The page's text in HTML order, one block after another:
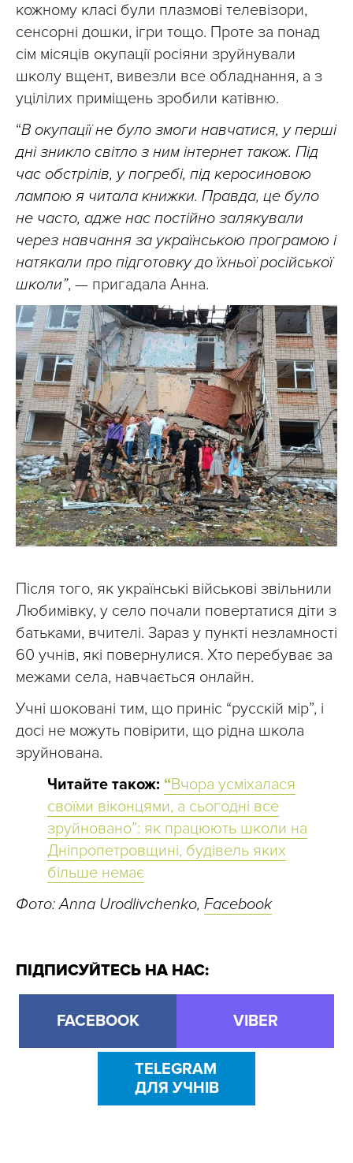
кожному класі були плазмові телевізори,
сенсорні дошки, ігри тощо. Проте за понад
сім місяців окупації росіяни зруйнували
школу вщент, вивезли все обладнання, а з
уцілілих приміщень зробили катівню.
“В окупації не було змоги навчатися, у перші
дні зникло світло з ним інтернет також. Під
час обстрілів, у погребі, під керосиновою
лампою я читала книжки. Правда, це було
не часто, адже нас постійно залякували
через навчання за українською програмою і
натякали про підготовку до їхньої російської
школи”, — пригадала Анна.
Після того, як українські військові звільнили
Любимівку, у село почали повертатися діти з
батьками, вчителі. Зараз у пункті незламності
60 учнів, які повернулися. Хто перебуває за
межами села, навчається онлайн.
Учні шоковані тим, що приніс “русскій мір”, і
досі не можуть повірити, що рідна школа
зруйнована.
Читайте також: “Вчора усміхалася
своїми віконцями, а сьогодні все
зруйновано”: як працюють школи на
Дніпропетровщині, будівель яких
більше немає
Фото: Anna Urodlivchenko, Facebook
ПІДПИСУЙТЕСЬ НА НАС:
FACEBOOK VIBER
TELEGRAM
ДЛЯ УЧНІВ